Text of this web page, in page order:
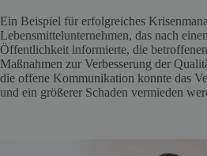
Ein Beispiel für erfolgreiches
Lebensmittelunternehmen, das nach
Öffentlichkeit informierte, die
Maßnahmen zur Verbesserung der
die offene Kommunikation konnte das
und ein größerer Schaden vermieden